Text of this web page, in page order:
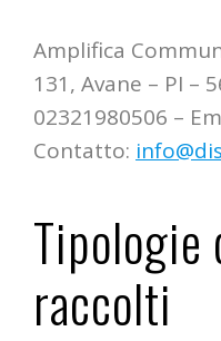
Amplifica
131, Avane – PI –
02321980506 –
Contatto:
Tipologie
raccolti